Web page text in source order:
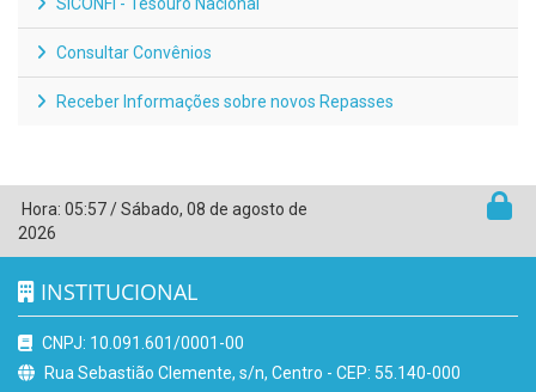
SICONFI - Tesouro Nacional
Consultar Convênios
Receber Informações sobre novos Repasses
Hora: 05:57/Sábado, 08 de agosto de
2026
INSTITUCIONAL
CNPJ: 10.091.601/0001-00
Rua Sebastião Clemente, s/n, Centro - CEP: 55.140-000